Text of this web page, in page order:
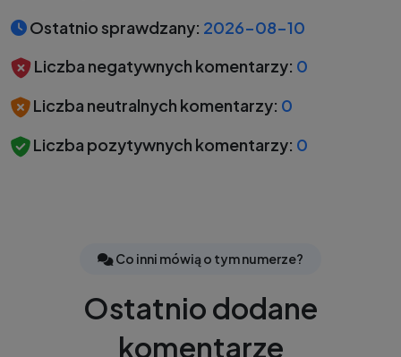
Ostatnio sprawdzany: 2026-08-10
Liczba negatywnych komentarzy: 0
Liczba neutralnych komentarzy: 0
Liczba pozytywnych komentarzy: 0
Co inni mówią o tym numerze?
Ostatnio dodane
komentarze